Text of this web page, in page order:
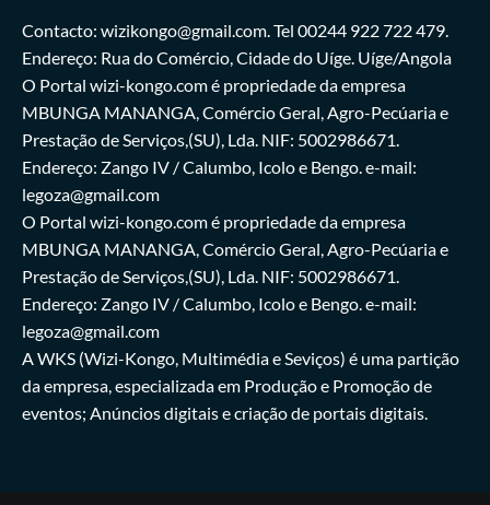
Contacto: wizikongo@gmail.com. Tel 00244 922 722 479.
Endereço: Rua do Comércio, Cidade do Uíge. Uíge/Angola
O Portal wizi-kongo.com é propriedade da empresa
MBUNGA MANANGA, Comércio Geral, Agro-Pecúaria e
Prestação de Serviços,(SU), Lda. NIF: 5002986671.
Endereço: Zango IV / Calumbo, Icolo e Bengo. e-mail:
legoza@gmail.com
O Portal wizi-kongo.com é propriedade da empresa
MBUNGA MANANGA, Comércio Geral, Agro-Pecúaria e
Prestação de Serviços,(SU), Lda. NIF: 5002986671.
Endereço: Zango IV / Calumbo, Icolo e Bengo. e-mail:
legoza@gmail.com
A WKS (Wizi-Kongo, Multimédia e Seviços) é uma partição
da empresa, especializada em Produção e Promoção de
eventos; Anúncios digitais e criação de portais digitais.